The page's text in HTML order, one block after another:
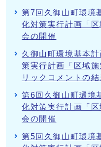
第7回久御山町環境
化対策実行計画「
会の開催
久御山町環境基本
策実行計画「区域
リックコメントの
第6回久御山町環境
化対策実行計画「
会の開催
第5回久御山町環境